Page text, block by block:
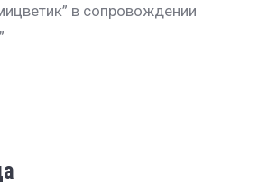
в сопровождении